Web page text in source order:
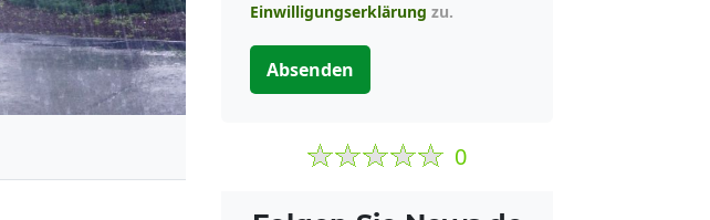
Einwilligungserklärung zu.
Absenden
0